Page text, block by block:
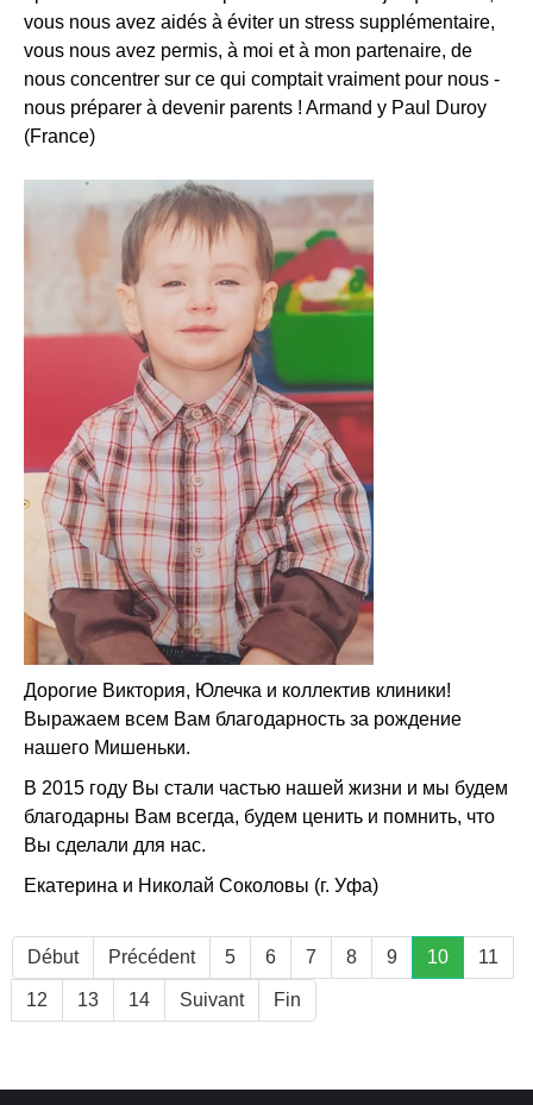
vous nous avez aidés à éviter un stress supplémentaire,
vous nous avez permis, à moi et à mon partenaire, de
nous concentrer sur ce qui comptait vraiment pour nous -
nous préparer à devenir parents ! Armand y Paul Duroy
(France)
Дорогие Виктория, Юлечка и коллектив клиники!
Выражаем всем Вам благодарность за рождение
нашего Мишеньки.
В 2015 году Вы стали частью нашей жизни и мы будем
благодарны Вам всегда, будем ценить и помнить, что
Вы сделали для нас.
Екатерина и Николай Соколовы (г. Уфа)
Début Précédent 5 6 7 8 9 10 11
12 13 14 Suivant Fin